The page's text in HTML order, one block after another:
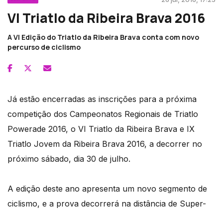
VI Triatlo da Ribeira Brava 2016
A VI Edição do Triatlo da Ribeira Brava conta com novo
percurso de ciclismo
Já estão encerradas as inscrições para a próxima
competição dos Campeonatos Regionais de Triatlo
Powerade 2016, o VI Triatlo da Ribeira Brava e IX
Triatlo Jovem da Ribeira Brava 2016, a decorrer no
próximo sábado, dia 30 de julho.
A edição deste ano apresenta um novo segmento de
ciclismo, e a prova decorrerá na distância de Super-